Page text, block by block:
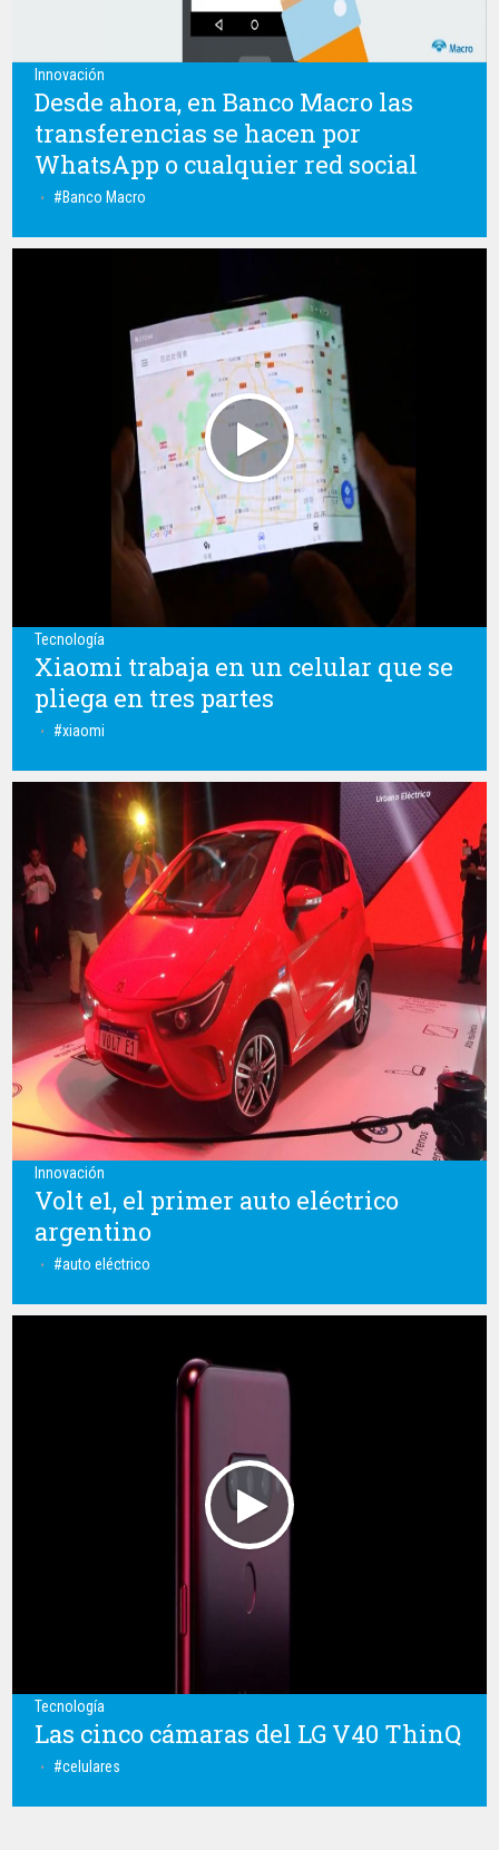
Innovación
Desde ahora, en Banco Macro las
transferencias se hacen por
WhatsApp o cualquier red social
Banco Macro
Tecnología
Xiaomi trabaja en un celular que se
pliega en tres partes
xiaomi
Innovación
Volt e1, el primer auto eléctrico
argentino
auto eléctrico
Tecnología
Las cinco cámaras del LG V40 ThinQ
celulares